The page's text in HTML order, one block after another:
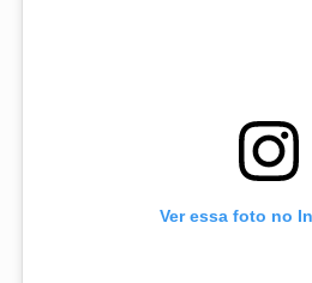
Ver essa foto no